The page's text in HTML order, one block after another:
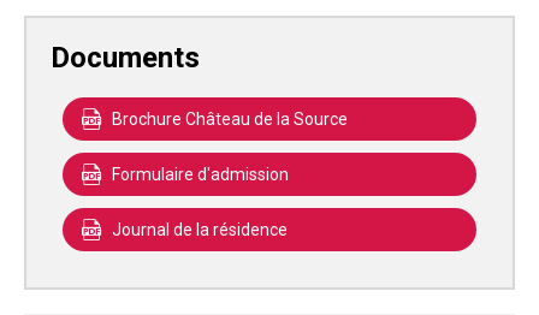
Documents
Brochure Château de la Source
Formulaire d'admission
Journal de la résidence